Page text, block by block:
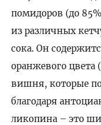
помидоров (до
из различных
сока. Он
оранжевого цвета
вишня, которые
благодаря
ликопина – это